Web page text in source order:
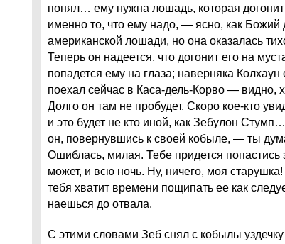
понял… ему нужна лошадь, которая догонит
именно то, что ему надо, — ясно, как
американской лошади, но она оказалась
Теперь он надеется, что догонит его на
попадется ему на глаза; наверняка
поехал сейчас в Каса-дель-Корво — видно,
Долго он там не пробудет. Скоро кое-кто
и это будет не кто иной, как Зебулон
он, повернувшись к своей кобыле, — ты
Ошиблась, милая. Тебе придется попастись
может, и всю ночь. Ну, ничего, моя
тебя хватит времени пощипать ее как
наешься до отвала.
С этими словами Зеб снял с кобылы